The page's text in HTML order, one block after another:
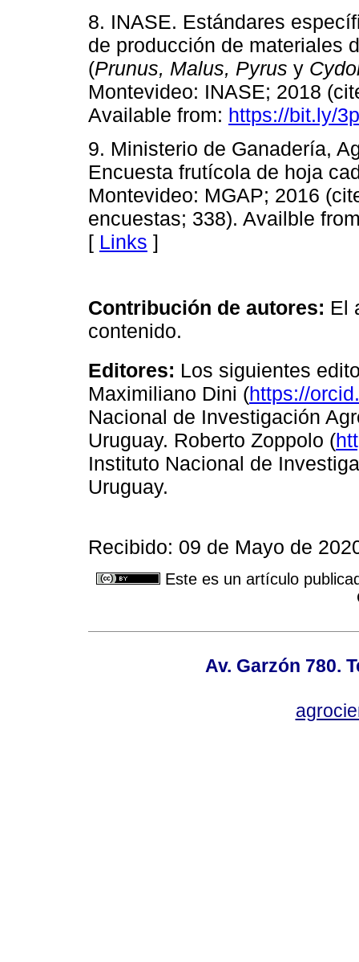
8. INASE. Estándares
de producción de materiales
(Prunus, Malus, Pyrus y
Montevideo: INASE; 2018
Available from: https://bit.ly/
9. Ministerio de Ganadería,
Encuesta frutícola de hoja
Montevideo: MGAP; 2016
encuestas; 338). Availble
[ Links ]
Contribución de autores: El
contenido.
Editores: Los siguientes
Maximiliano Dini (https://
Nacional de Investigación
Uruguay. Roberto Zoppolo (
Instituto Nacional de
Uruguay.
Recibido: 09 de Mayo de
Este es un artículo
Av. Garzón 780.